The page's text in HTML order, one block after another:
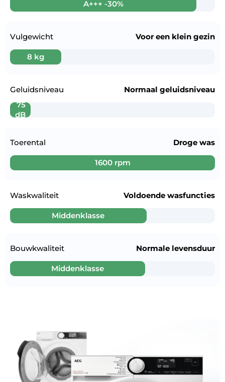
A+++ -30%
Vulgewicht
8 kg
Voor een klein gezin
Geluidsniveau
75
dB
Normaal geluidsniveau
Toerental
1600 rpm
Droge was
Waskwaliteit
Middenklasse
Voldoende wasfuncties
Bouwkwaliteit
Middenklasse
Normale levensduur